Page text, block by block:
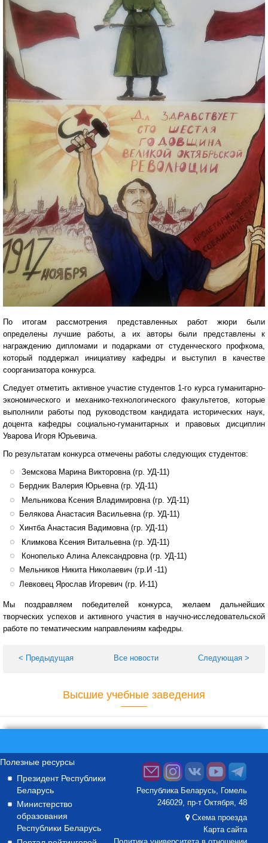
По итогам рассмотрения представленных работ жюри были
определены лучшие работы, а их авторы были представлены к
награждению дипломами и подарками от студенческого профкома,
который поддержал инициативу кафедры и выступил в качестве
соорганизатора конкурса.
Следует отметить активное участие студентов 1-го курса гуманитарно-
экономического и механико-технологического факультетов, которые
выполнили работы под руководством кандидата исторических наук,
доцента кафедры социально-гуманитарных и правовых дисциплин
Уварова Игоря Юрьевича.
По результатам конкурса отмечены работы следующих студентов:
Земскова Марина Викторовна (гр. УД-11)
Бердник Валерия Юрьевна (гр. УД-11)
Мельникова Ксения Владимировна (гр. УД-11)
Белякова Анастасия Васильевна (гр. УД-11)
Хинтба Анастасия Вадимовна (гр. УД-11)
Климкова Ксения Витальевна (гр. УД-11)
Конопелько Алина Александровна (гр. УД-11)
Мельников Никита Николаевич (гр.И -11)
Левковец Ярослав Игоревич (гр. И-11)
Мы поздравляем победителей конкурса, желаем дальнейших
творческих успехов и активного участия в научно-исследовательской
работе по тематическим направлениям кафедры.
< Предыдущая Все новости Следующая >
Высшие учебные заведения
Полезные ресурсы
Президент Республики
Беларусь
Министерство
образования
Республики Беларусь
Республика Беларусь, Гомель
246029, пр-т Октября, 48
Схема проезда
Карта сайта